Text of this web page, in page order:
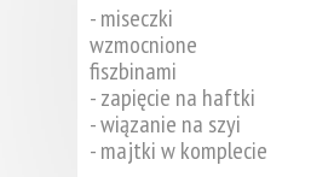
- miseczki
wzmocnione
fiszbinami
- zapięcie na haftki
- wiązanie na szyi
- majtki w komplecie